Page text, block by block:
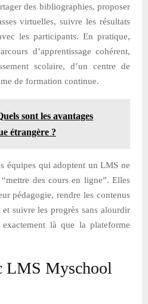
des bibliographies, proposer
virtuelles, suivre les résultats
les participants. En pratique,
d’apprentissage cohérent,
scolaire, d’un centre de
de formation continue.
sont les avantages
étrangère ?
équipes qui adoptent un LMS ne
des cours en ligne”. Elles
pédagogie, rendre les contenus
suivre les progrès sans alourdir
là que la plateforme
LMS Myschool